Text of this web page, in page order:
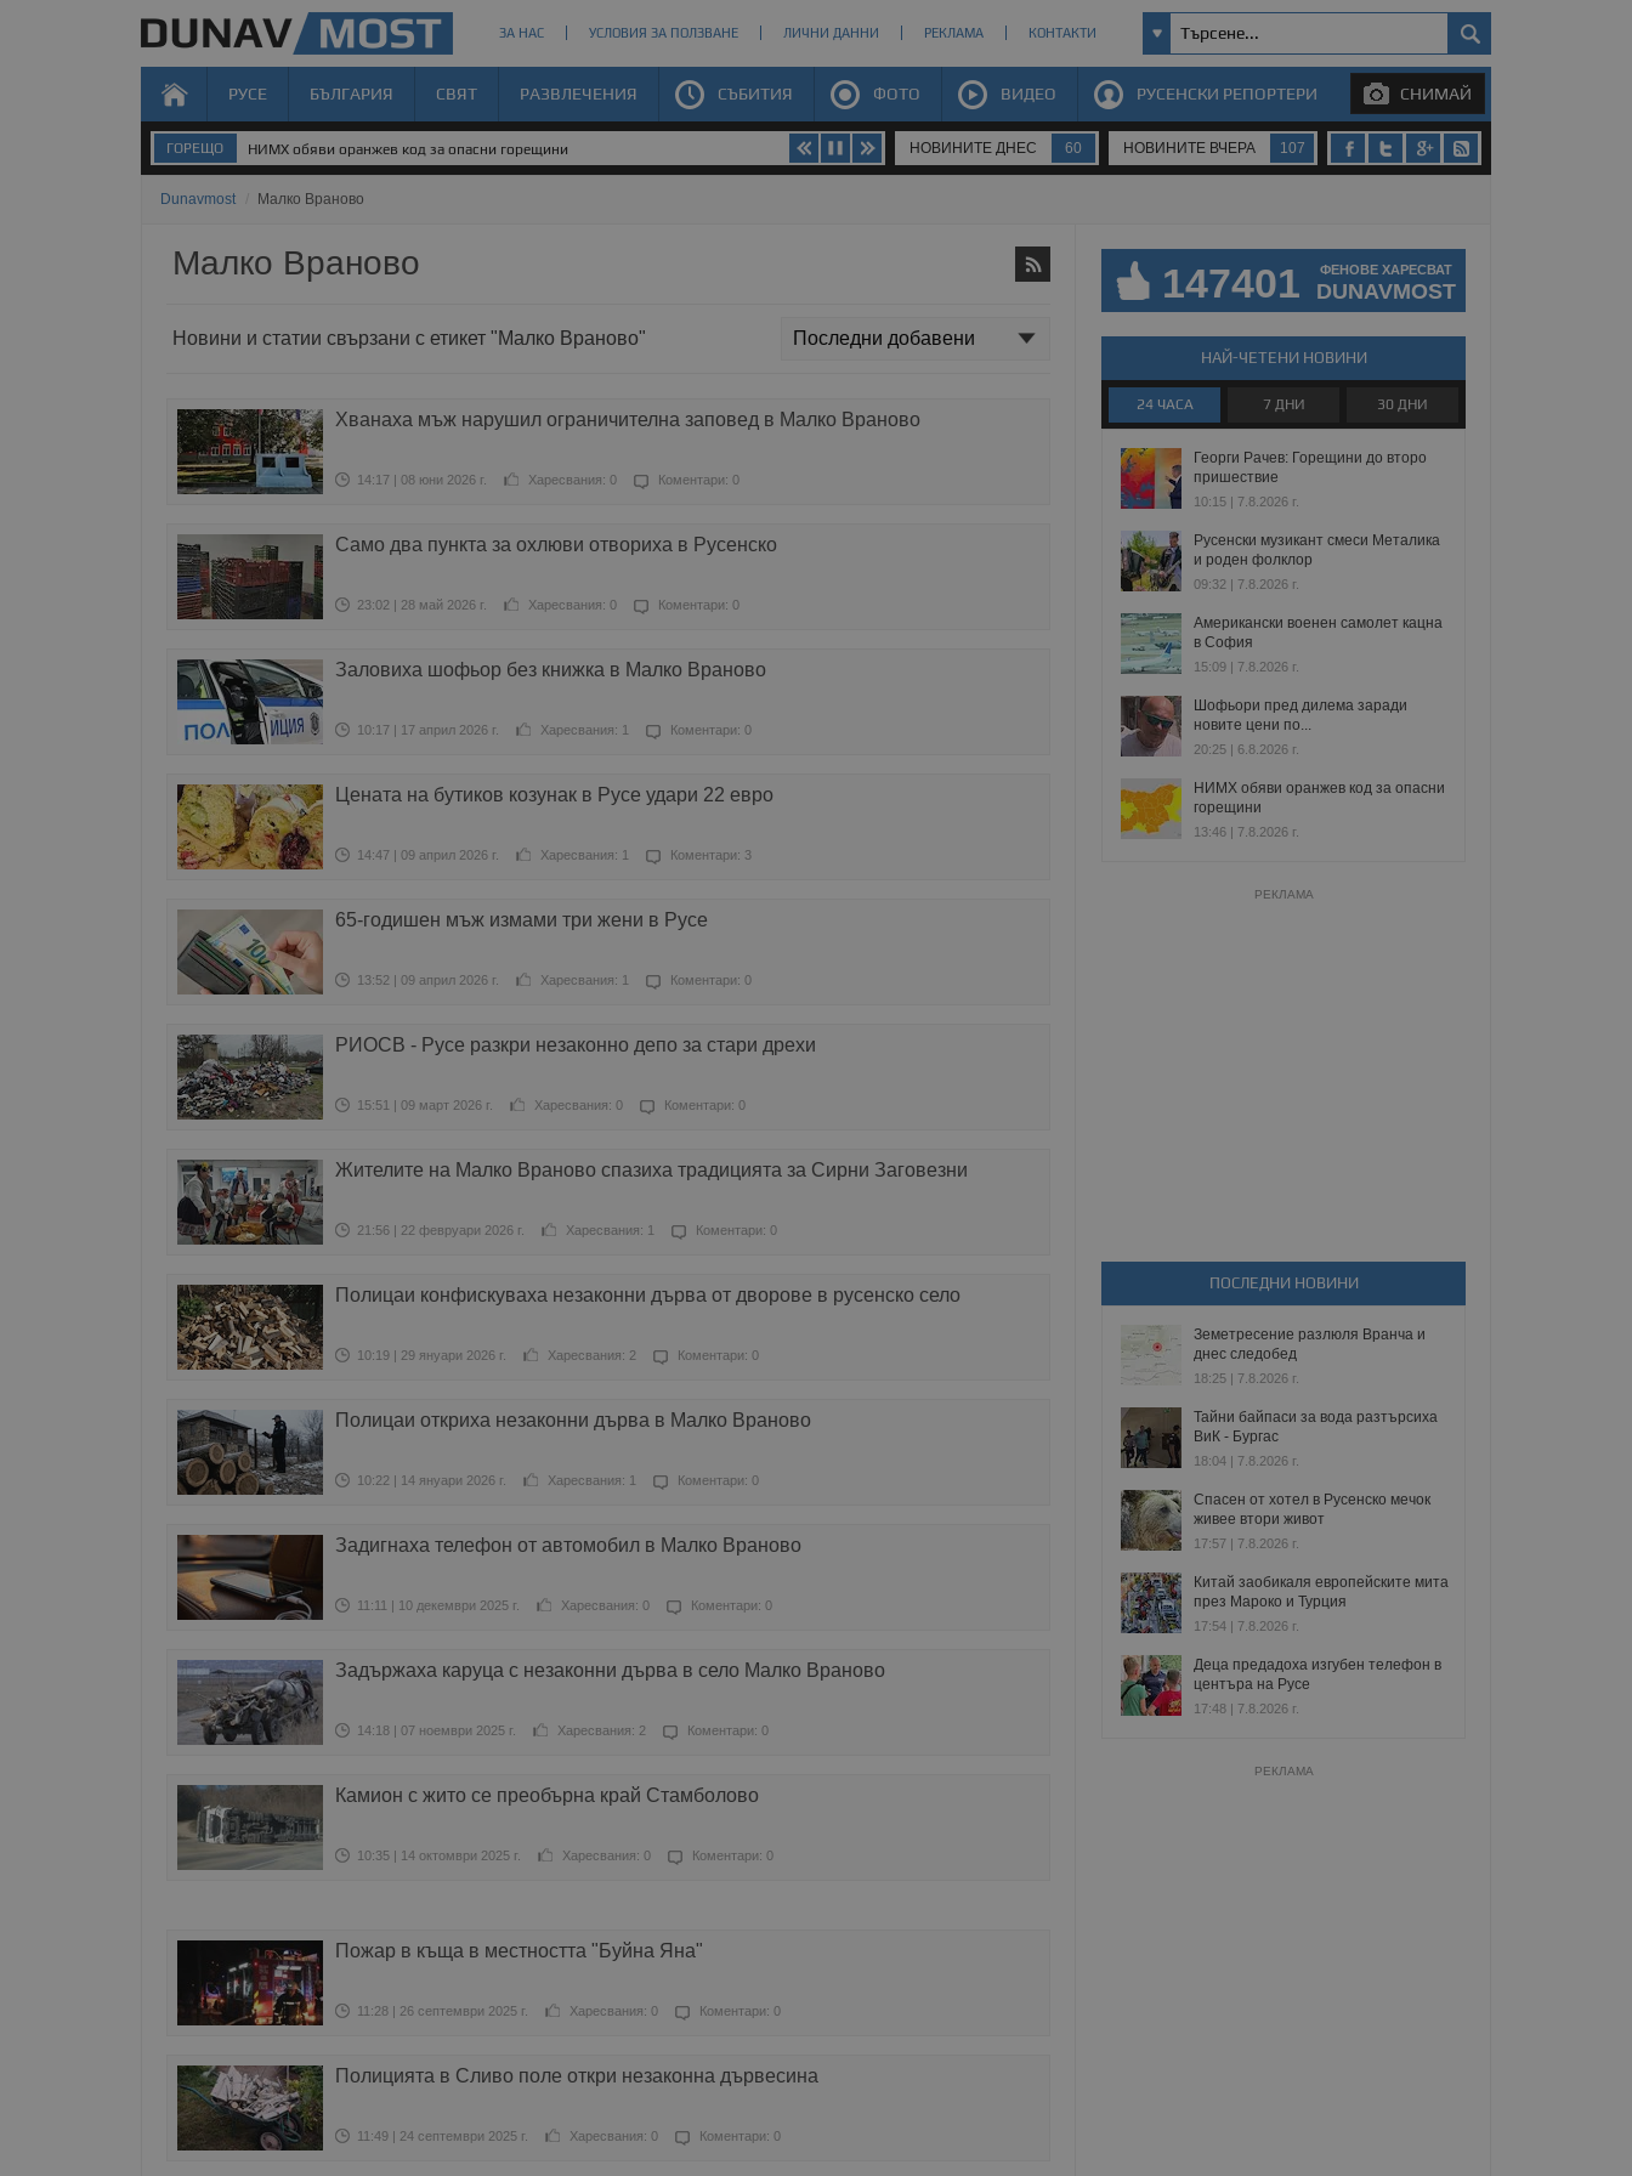
ЗА НАС УСЛОВИЯ ЗА ПОЛЗВАНЕ ЛИЧНИ ДАННИ РЕКЛАМА КОНТАКТИ
РУСЕ БЪЛГАРИЯ СВЯТ РАЗВЛЕЧЕНИЯ СЪБИТИЯ ФОТО ВИДЕО РУСЕНСКИ РЕПОРТЕРИ СНИМАЙ
ГОРЕЩО НИМХ обяви оранжев код за опасни горещини НОВИНИТЕ ДНЕС 60 НОВИНИТЕ ВЧЕРА 107
Dunavmost Малко Враново
Малко Враново
Новини и статии свързани с етикет "Малко Враново"
Хванаха мъж нарушил ограничителна заповед в Малко Враново
14:17 | 08 юни 2026 г. Харесвания: 0 Коментари: 0
Само два пункта за охлюви отвориха в Русенско
23:02 | 28 май 2026 г. Харесвания: 0 Коментари: 0
Заловиха шофьор без книжка в Малко Враново
10:17 | 17 април 2026 г. Харесвания: 1 Коментари: 0
Цената на бутиков козунак в Русе удари 22 евро
14:47 | 09 април 2026 г. Харесвания: 1 Коментари: 3
65-годишен мъж измами три жени в Русе
13:52 | 09 април 2026 г. Харесвания: 1 Коментари: 0
РИОСВ - Русе разкри незаконно депо за стари дрехи
15:51 | 09 март 2026 г. Харесвания: 0 Коментари: 0
Жителите на Малко Враново спазиха традицията за Сирни Заговезни
21:56 | 22 февруари 2026 г. Харесвания: 1 Коментари: 0
Полицаи конфискуваха незаконни дърва от дворове в русенско село
10:19 | 29 януари 2026 г. Харесвания: 2 Коментари: 0
Полицаи откриха незаконни дърва в Малко Враново
10:22 | 14 януари 2026 г. Харесвания: 1 Коментари: 0
Задигнаха телефон от автомобил в Малко Враново
11:11 | 10 декември 2025 г. Харесвания: 0 Коментари: 0
Задържаха каруца с незаконни дърва в село Малко Враново
14:18 | 07 ноември 2025 г. Харесвания: 2 Коментари: 0
Камион с жито се преобърна край Стамболово
10:35 | 14 октомври 2025 г. Харесвания: 0 Коментари: 0
Пожар в къща в местността "Буйна Яна"
11:28 | 26 септември 2025 г. Харесвания: 0 Коментари: 0
Полицията в Сливо поле откри незаконна дървесина
11:49 | 24 септември 2025 г. Харесвания: 0 Коментари: 0
147401 ФЕНОВЕ ХАРЕСВАТ
DUNAVMOST
НАЙ-ЧЕТЕНИ НОВИНИ
24 ЧАСА 7 ДНИ 30 ДНИ
Георги Рачев: Горещини до второ
пришествие
10:15 | 7.8.2026 г.
Русенски музикант смеси Металика
и роден фолклор
09:32 | 7.8.2026 г.
Американски военен самолет кацна
в София
15:09 | 7.8.2026 г.
Шофьори пред дилема заради
новите цени по...
20:25 | 6.8.2026 г.
НИМХ обяви оранжев код за опасни
горещини
13:46 | 7.8.2026 г.
РЕКЛАМА
ПОСЛЕДНИ НОВИНИ
Земетресение разлюля Вранча и
днес следобед
18:25 | 7.8.2026 г.
Тайни байпаси за вода разтърсиха
ВиК - Бургас
18:04 | 7.8.2026 г.
Спасен от хотел в Русенско мечок
живее втори живот
17:57 | 7.8.2026 г.
Китай заобикаля европейските мита
през Мароко и Турция
17:54 | 7.8.2026 г.
Деца предадоха изгубен телефон в
центъра на Русе
17:48 | 7.8.2026 г.
РЕКЛАМА